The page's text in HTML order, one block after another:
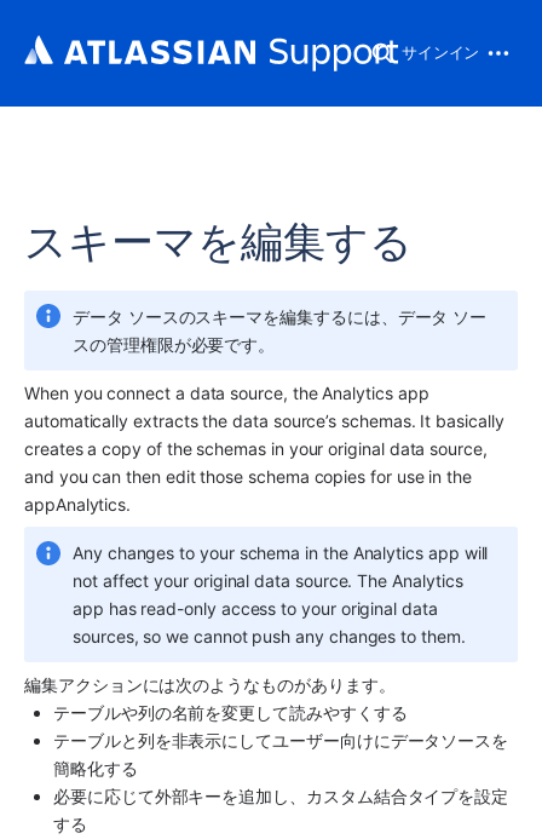
サインイン
スキーマを編集する
データ ソースのスキーマを編集するには、データ ソー
スの管理権限が必要です。
When you connect a data source, the Analytics app
automatically extracts the data source’s schemas. It basically
creates a copy of the schemas in your original data source,
and you can then edit those schema copies for use in the
appAnalytics.
Any changes to your schema in the Analytics app will
not affect your original data source. The Analytics
app has read-only access to your original data
sources, so we cannot push any changes to them.
編集アクションには次のようなものがあります。
テーブルや列の名前を変更して読みやすくする
テーブルと列を非表示にしてユーザー向けにデータソースを
簡略化する
必要に応じて外部キーを追加し、カスタム結合タイプを設定
する